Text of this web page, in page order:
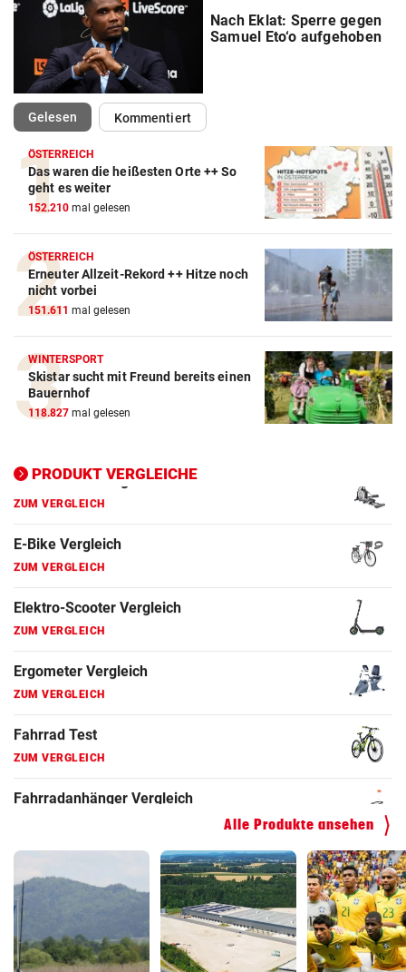
Nach Eklat: Sperre gegen
Samuel Eto‘o aufgehoben
Gelesen(ausgewählt)Kommentiert
ÖSTERREICH
Das waren die heißesten Orte ++ So
geht es weiter
152.210 mal gelesen
ÖSTERREICH
Erneuter Allzeit-Rekord ++ Hitze noch
nicht vorbei
151.611 mal gelesen
WINTERSPORT
Skistar sucht mit Freund bereits einen
Bauernhof
118.827 mal gelesen
PRODUKT VERGLEICHE
Action-Cam Vergleich
Crosstrainer Vergleich
ZUM VERGLEICH
E-Bike Vergleich
Elektro-Scooter Vergleich
ZUM VERGLEICH
ZUM VERGLEICH
Fahrrad Test
ZUM VERGLEICH
Fahrradanhänger Vergleich
ZUM VERGLEICH
Faszienrolle Vergleich
ZUM VERGLEICH
Hoverboard Vergleich
ZUM VERGLEICH
Kinderfahrrad Vergleich
ZUM VERGLEICH
Alle Produkte ansehen